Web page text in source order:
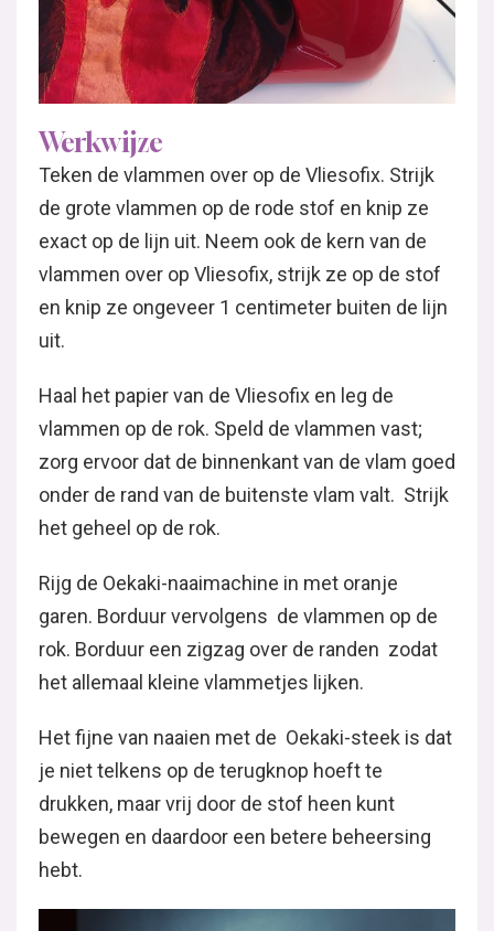
Werkwijze
Teken de vlammen over op de Vliesofix. Strijk
de grote vlammen op de rode stof en knip ze
exact op de lijn uit. Neem ook de kern van de
vlammen over op Vliesofix, strijk ze op de stof
en knip ze ongeveer 1 centimeter buiten de lijn
uit.
Haal het papier van de Vliesofix en leg de
vlammen op de rok. Speld de vlammen vast;
zorg ervoor dat de binnenkant van de vlam goed
onder de rand van de buitenste vlam valt. Strijk
het geheel op de rok.
Rijg de Oekaki-naaimachine in met oranje
garen. Borduur vervolgens de vlammen op de
rok. Borduur een zigzag over de randen zodat
het allemaal kleine vlammetjes lijken.
Het fijne van naaien met de Oekaki-steek is dat
je niet telkens op de terugknop hoeft te
drukken, maar vrij door de stof heen kunt
bewegen en daardoor een betere beheersing
hebt.